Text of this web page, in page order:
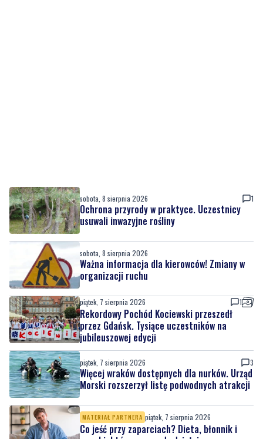
sobota, 8 sierpnia 2026 1
Ochrona przyrody w praktyce. Uczestnicy
usuwali inwazyjne rośliny
sobota, 8 sierpnia 2026
Ważna informacja dla kierowców! Zmiany w
organizacji ruchu
piątek, 7 sierpnia 2026 1
Rekordowy Pochód Kociewski przeszedł
przez Gdańsk. Tysiące uczestników na
jubileuszowej edycji
piątek, 7 sierpnia 2026 3
Więcej wraków dostępnych dla nurków. Urząd
Morski rozszerzył listę podwodnych atrakcji
MATERIAŁ PARTNERA piątek, 7 sierpnia 2026
Co jeść przy zaparciach? Dieta, błonnik i